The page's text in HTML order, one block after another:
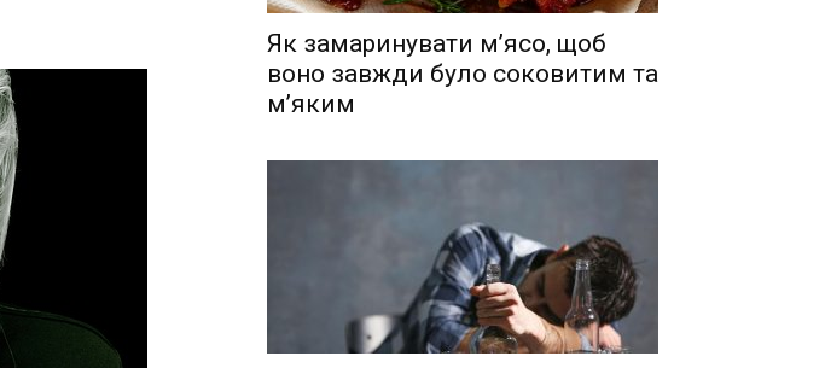
Як замаринувати м’ясо, щоб
воно завжди було соковитим та
м’яким